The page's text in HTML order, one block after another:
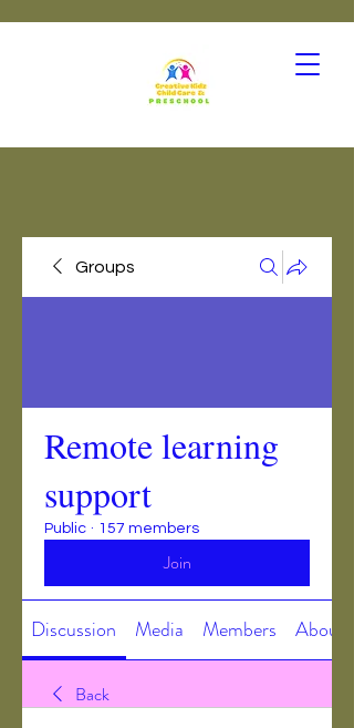
Groups
Remote learning
support
Public · 157 members
Join
Discussion Media Members About
Back